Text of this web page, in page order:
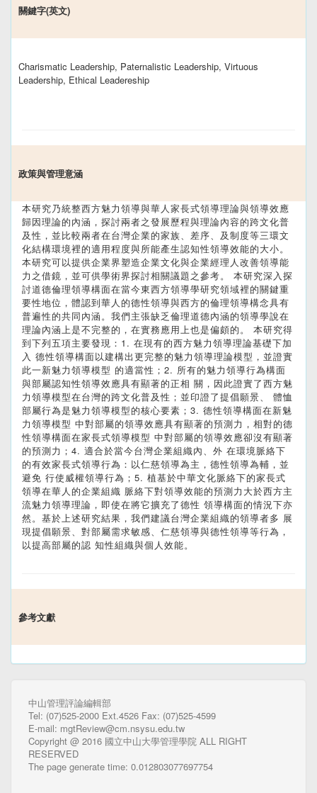
關鍵字(英文)
Charismatic Leadership, Paternalistic Leadership, Virtuous
Leadership, Ethical Leadereship
政策與管理意涵
本研究乃統整西方魅力領導與華人家長式領導理論與領導效應
歸因理論的內涵，探討兩者之發展歷程與理論內容的跨文化普
及性，並比較兩者在台灣企業的家族、差序、及制度等三環文
化結構環境裡的適用程度與所能產生認知性領導效能的大小。
本研究可以提供企業界塑造企業文化與企業經理人改善領導能
力之借鏡，並可供學術界探討相關議題之參考。 本研究深入探
討道德倫理領導構面在當今東西方領導學研究領域裡的關鍵重
要性地位，體認到華人的德性領導與西方的倫理領導構念具有
普遍性的共同內涵。我們主張缺乏倫理道德內涵的領導學說在
理論內涵上是不完整的，在實務應用上也是偏頗的。 本研究得
到下列五項主要發現：1. 在現有的西方魅力領導理論基礎下加
入 德性領導構面以建構出更完整的魅力領導理論模型，並證實
此一新魅力領導模型 的適當性；2. 所有的魅力領導行為構面
與部屬認知性領導效應具有顯著的正相 關，因此證實了西方魅
力領導模型在台灣的跨文化普及性；並印證了提倡願景、 體恤
部屬行為是魅力領導模型的核心要素；3. 德性領導構面在新魅
力領導模型 中對部屬的領導效應具有顯著的預測力，相對的德
性領導構面在家長式領導模型 中對部屬的領導效應卻沒有顯著
的預測力；4. 適合於當今台灣企業組織內、外 在環境脈絡下
的有效家長式領導行為：以仁慈領導為主，德性領導為輔，並
避免 行使威權領導行為；5. 植基於中華文化脈絡下的家長式
領導在華人的企業組織 脈絡下對領導效能的預測力大於西方主
流魅力領導理論，即使在將它擴充了德性 領導構面的情況下亦
然。基於上述研究結果，我們建議台灣企業組織的領導者多 展
現提倡願景、對部屬需求敏感、仁慈領導與德性領導等行為，
以提高部屬的認 知性組織與個人效能。
參考文獻
中山管理評論編輯部
Tel: (07)525-2000 Ext.4526 Fax: (07)525-4599
E-mail: mgtReview@cm.nsysu.edu.tw
Copyright @ 2016 國立中山大學管理學院 ALL RIGHT
RESERVED
The page generate time: 0.012803077697754